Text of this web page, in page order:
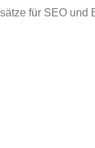
für SEO und